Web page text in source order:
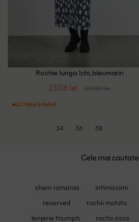
Rochie lunga Ichi, bleumarin
23.06 lei 200.00 lei
ULTIMA ȘANSĂ
34 36 38
Cele mai cautate
shein romania intimissimi
reserved
rochii mohito
lenjerie triumph
rochii asos